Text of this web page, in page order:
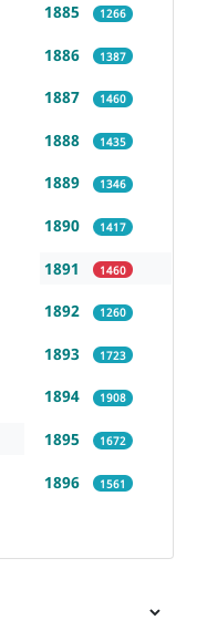
1885 1266
1886 1387
1887 1460
1888 1435
1889 1346
1890 1417
1891 1460
1892 1260
1893 1723
1894 1908
1895 1672
1896 1561